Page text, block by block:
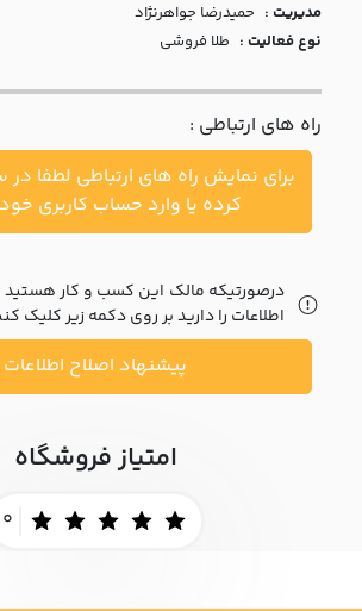
مقالات
اخبار
پرسش
متداول
خواست
مدیریت : حميدرضا جواهرنژاد
نوع فعالیت : طلا فروشی
راه های ارتباطی :
برای نمایش راه های ارتباطی لطفا
کرده یا وارد حساب کاربری
درصورتیکه مالک این کسب و کار هستید
اطلاعات را دارید بر روی دکمه زیر کلیک
پیشنهاد اصلاح اطلاعات
امتیاز فروشگاه
0